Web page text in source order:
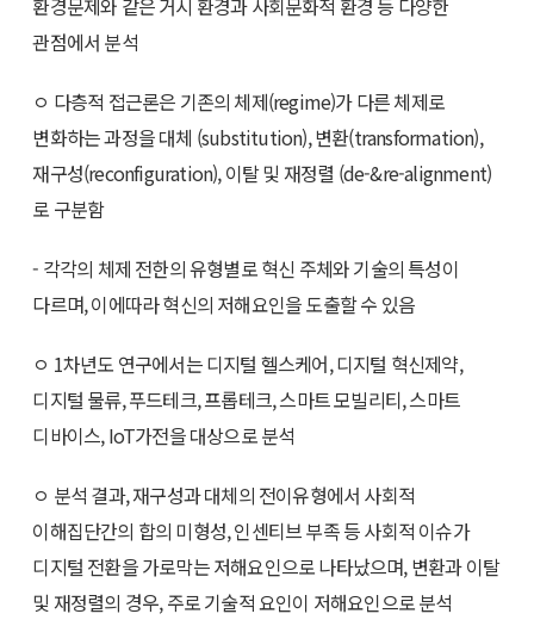
환경문제와 같은 거시 환경과 사회문화적 환경 등 다양한
관점에서 분석
ㅇ 다층적 접근론은 기존의 체제(regime)가 다른 체제로
변화하는 과정을 대체 (substitution), 변환(transformation),
재구성(reconfiguration), 이탈 및 재정렬 (de-&re-alignment)
로 구분함
- 각각의 체제 전한의 유형별로 혁신 주체와 기술의 특성이
다르며, 이에따라 혁신의 저해요인을 도출할 수 있음
ㅇ 1차년도 연구에서는 디지털 헬스케어, 디지털 혁신제약,
디지털 물류, 푸드테크, 프롭테크, 스마트 모빌리티, 스마트
디바이스, IoT가전을 대상으로 분석
ㅇ 분석 결과, 재구성과 대체의 전이유형에서 사회적
이해집단간의 합의 미형성, 인센티브 부족 등 사회적 이슈가
디지털 전환을 가로막는 저해요인으로 나타났으며, 변환과 이탈
및 재정렬의 경우, 주로 기술적 요인이 저해요인으로 분석